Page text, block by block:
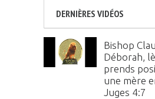
DERNIÈRES VIDÉOS
Bishop
Déborah,
prends
une mère
Juges 4:7